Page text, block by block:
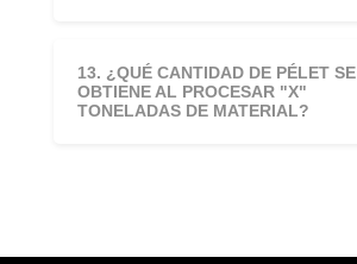
13. ¿QUÉ CANTIDAD DE PÉLET SE
OBTIENE AL PROCESAR "X"
TONELADAS DE MATERIAL?